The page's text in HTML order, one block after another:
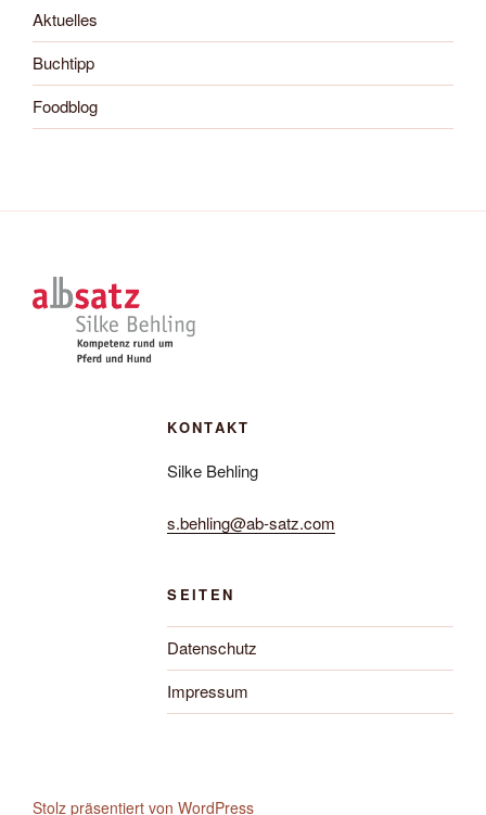
Aktuelles
Buchtipp
Foodblog
KONTAKT
Silke Behling
s.behling@ab-satz.com
SEITEN
Datenschutz
Impressum
Stolz präsentiert von WordPress